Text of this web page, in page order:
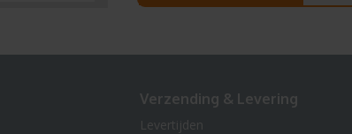
Verzending & Levering
Levertijden